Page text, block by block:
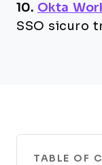
10. Okta
SSO sicuro
TABLE OF